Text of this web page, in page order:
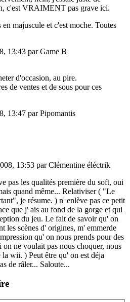
c'est VRAIMENT pas grave ici.
majuscule et c'est moche. Toutes
13:43 par Game B
d'occasion, au pire.
de ventes et de sous pour ces
13:47 par Pipomantis
13:53 par Clémentine éléctrik
pas les qualités première du soft, oui
quand même... Relativiser ( "Le
je résume. ) n' enlève pas ce petit
que j' ais au fond de la gorge et qui
du jeu. Le fait de savoir qu' on
les scènes d' origines, m' emmerde
qu' on nous prends pour des
on ne voulait pas nous choquer, nous
la wii. ) Peut être qu' on est déja
de râler... Saloute...